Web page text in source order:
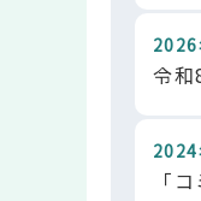
令和
「